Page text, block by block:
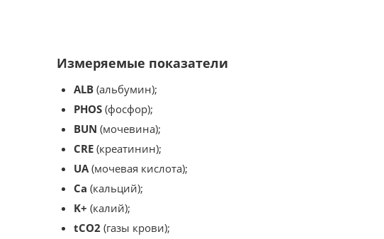
Измеряемые показатели
ALB (альбумин);
PHOS (фосфор);
BUN (мочевина);
CRE (креатинин);
UA (мочевая кислота);
Ca (кальций);
K+ (калий);
tCO2 (газы крови);